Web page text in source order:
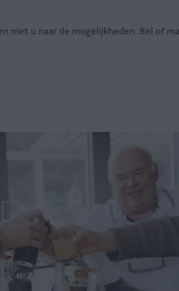
met u naar de mogelijkheden. Bel of